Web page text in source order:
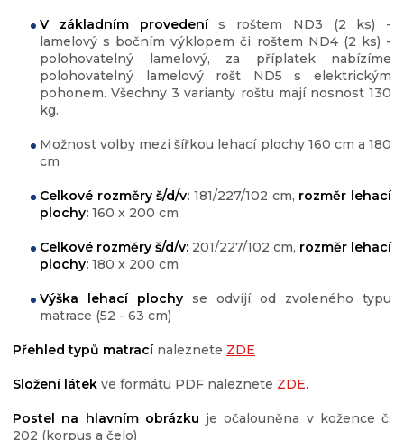
V základním provedenís roštem ND3 (2 ks) -
lamelový s bočním výklopem či roštem ND4 (2 ks) -
polohovatelný lamelový, za příplatek nabízíme
polohovatelný lamelový rošt ND5 s elektrickým
pohonem. Všechny 3 varianty roštu mají nosnost 130
kg.
Možnost volby mezi šířkou lehací plochy 160 cm a 180
cm
Celkové rozměry š/d/v: 181/227/102 cm, rozměr lehací
plochy: 160 x 200 cm
Celkové rozměry š/d/v: 201/227/102 cm, rozměr lehací
plochy: 180 x 200 cm
Výška lehací plochy se odvíjí od zvoleného typu
matrace (52 - 63 cm)
Přehled typů matrací naleznete ZDE
Složení látek ve formátu PDF naleznete ZDE.
Postel na hlavním obrázku je očalouněna v kožence č.
202 (korpus a čelo)